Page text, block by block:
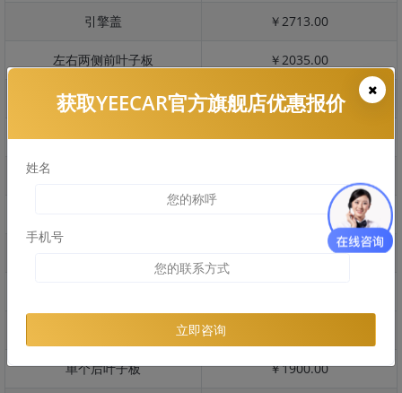
引擎盖 ￥2713.00
左右两侧前叶子板 ￥2035.00
反光镜 ￥406.00
后保险杠 ￥0.00
￥1410.00
￥2351.00
单个后叶子板 ￥1900.00
获取YEECAR官方旗舰店优惠报价
姓名
手机号
立即咨询